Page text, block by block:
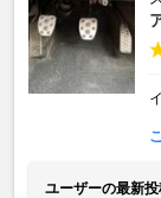
ユーザーの最新